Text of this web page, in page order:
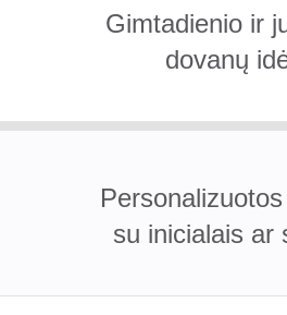
Gimtadienio ir
dovanų
su inicialais ar